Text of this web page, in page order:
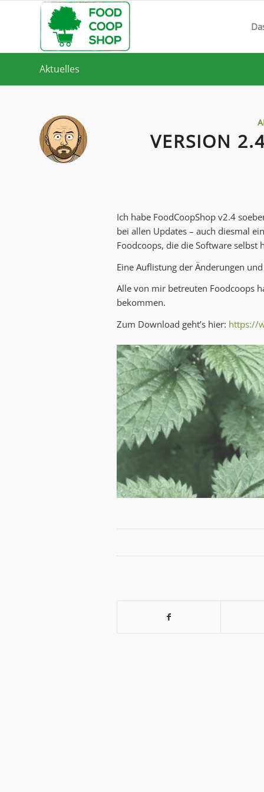
Aktuelles
VERSION
Ich habe FoodCoopShop v2.4
bei allen Updates – auch diesmal
Foodcoops, die die Software selbst
Eine Auflistung der Änderungen
Alle von mir betreuten Foodcoops
bekommen.
Zum Download geht’s hier: https://